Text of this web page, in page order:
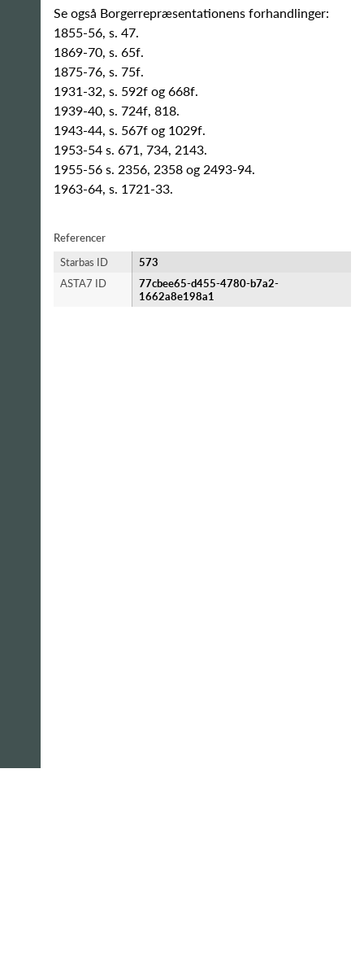
Se også Borgerrepræsentationens forhandlinger:
1855-56, s. 47.
1869-70, s. 65f.
1875-76, s. 75f.
1931-32, s. 592f og 668f.
1939-40, s. 724f, 818.
1943-44, s. 567f og 1029f.
1953-54 s. 671, 734, 2143.
1955-56 s. 2356, 2358 og 2493-94.
1963-64, s. 1721-33.
Referencer
Starbas ID
573
ASTA7 ID
77cbee65-d455-4780-b7a2-
1662a8e198a1